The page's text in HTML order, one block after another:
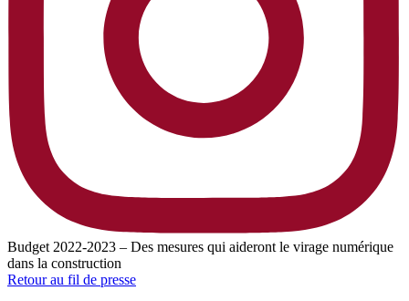
Budget 2022-2023 – Des mesures qui aideront le virage numérique
dans la construction
Retour au fil de presse